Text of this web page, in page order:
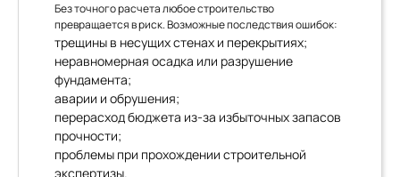
Без точного расчета любое строительство
превращается в риск. Возможные последствия ошибок:
трещины в несущих стенах и перекрытиях;
неравномерная осадка или разрушение
фундамента;
аварии и обрушения;
перерасход бюджета из-за избыточных запасов
прочности;
проблемы при прохождении строительной
экспертизы.